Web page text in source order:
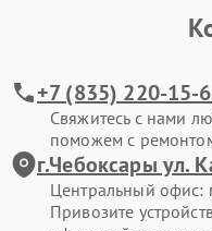
+7 (835) 220-15-
Свяжитесь с нами
поможем с
г.Чебоксары ул.
Центральный офис:
Привозите